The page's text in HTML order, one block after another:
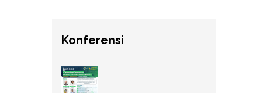
Konferensi